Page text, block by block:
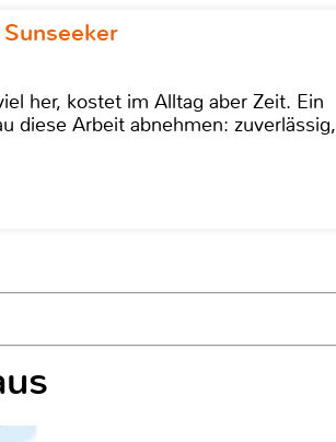
her, kostet im Alltag aber Zeit. Ein
diese Arbeit abnehmen: zuverlässig,